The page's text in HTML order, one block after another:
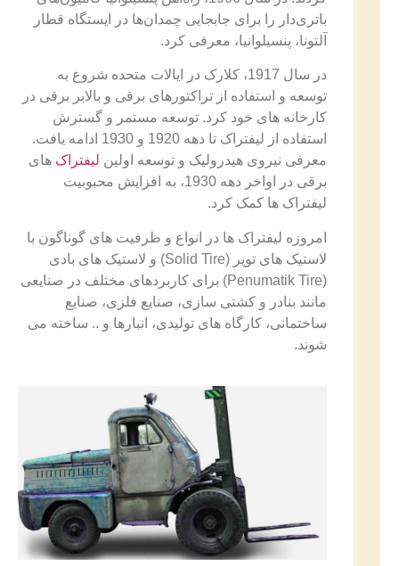
باتری‌دار را برای جابجایی چمدان‌ها در ایستگاه قطار
آلتونا، پنسیلوانیا، معرفی کرد.
در سال 1917، کلارک در ایالات متحده شروع به
توسعه و استفاده از تراکتورهای برقی و بالابر برقی در
کارخانه های خود کرد. توسعه مستمر و گسترش
استفاده از لیفتراک تا دهه 1920 و 1930 ادامه یافت.
معرفی نیروی هیدرولیک و توسعه اولین لیفتراک های
برقی در اواخر دهه 1930، به افزایش محبوبیت
لیفتراک ها کمک کرد.
امروزه لیفتراک ها در انواع و ظرفیت های گوناگون با
لاستیک های توپر (Solid Tire) و لاستیک های بادی
(Penumatik Tire) برای کاربردهای مختلف در صنایعی
مانند بنادر و کشتی سازی، صنایع فلزی، صنایع
ساختمانی، کارگاه های تولیدی، انبارها و .. ساخته می
شوند.